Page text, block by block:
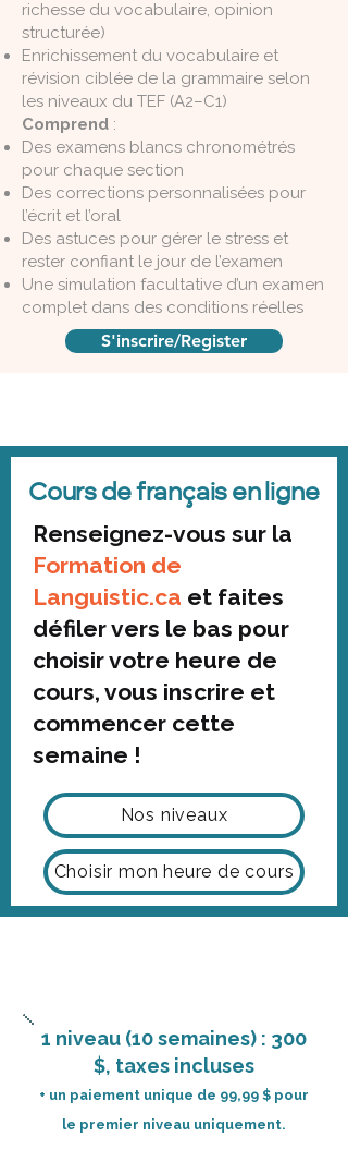
richesse du vocabulaire, opinion
structurée)
Enrichissement du vocabulaire et
révision ciblée de la grammaire selon
les niveaux du TEF (A2–C1)
Comprend :
Des examens blancs chronométrés
pour chaque section
Des corrections personnalisées pour
l’écrit et l’oral
Des astuces pour gérer le stress et
rester confiant le jour de l’examen
Une simulation facultative d’un examen
complet dans des conditions réelles
S'inscrire/Register
Cours de français en ligne
Renseignez-vous sur la
Formation de
Languistic.ca et faites
défiler vers le bas pour
choisir votre heure de
cours, vous inscrire et
commencer cette
semaine !
Nos niveaux
Choisir mon heure de cours
1 niveau (10 semaines) : 300
$, taxes incluses
+ un paiement unique de 99,99 $ pour
le premier niveau uniquement.